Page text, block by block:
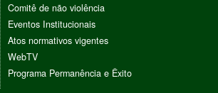
Comitê de não violência
Eventos Institucionais
Atos normativos vigentes
WebTV
Programa Permanência e Êxito